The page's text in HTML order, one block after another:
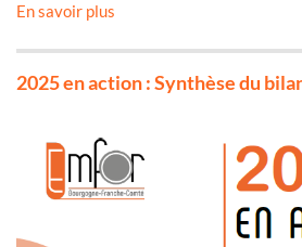
En savoir plus
2025 en action : Synthèse du